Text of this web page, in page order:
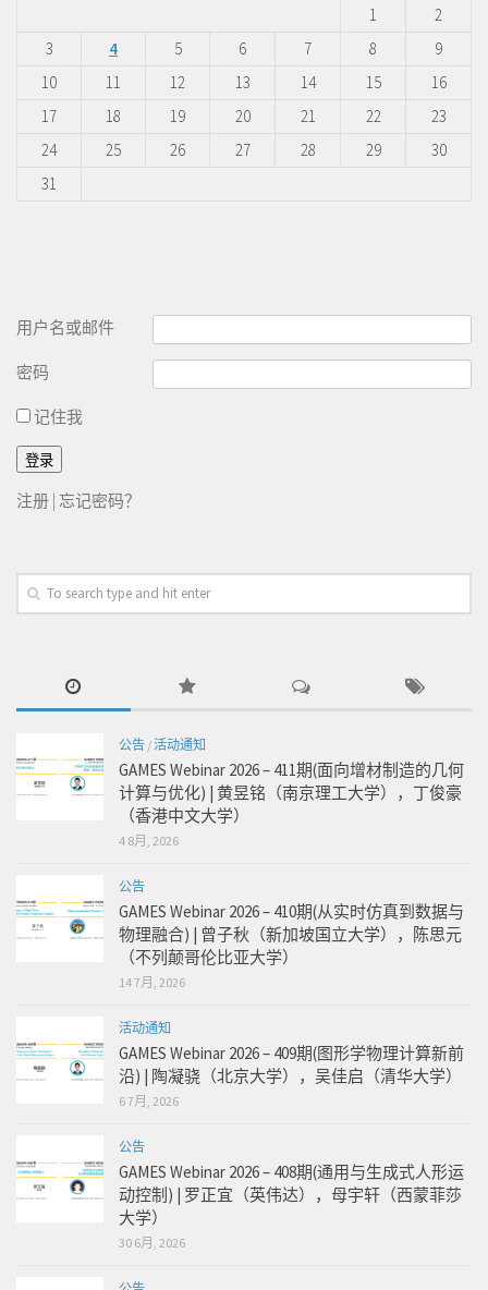
1
2
3
4 5 6 7 8
9
10
11 12 13 14 15
16
17
18 19 20 21 22
23
24
25 26 27 28 29
30
31
用户名或邮件
密码
记住我
注册 | 忘记密码？
公告 /活动通知
GAMES Webinar 2026 – 411期(面向增材制造的几何
计算与优化) | 黄昱铭（南京理工大学），丁俊豪
（香港中文大学）
4 8月, 2026
公告
GAMES Webinar 2026 – 410期(从实时仿真到数据与
物理融合) | 曾子秋（新加坡国立大学），陈思元
（不列颠哥伦比亚大学）
14 7月, 2026
活动通知
GAMES Webinar 2026 – 409期(图形学物理计算新前
沿) | 陶凝骁（北京大学），吴佳启（清华大学）
6 7月, 2026
公告
GAMES Webinar 2026 – 408期(通用与生成式人形运
动控制) | 罗正宜（英伟达），母宇轩（西蒙菲莎
大学）
30 6月, 2026